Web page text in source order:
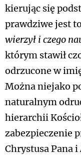
kierując się
prawdziwe jest
wierzył i czego
którym stawił
odrzucone w
Można niejako
naturalnym
hierarchii
zabezpieczenie
Chrystusa Pana